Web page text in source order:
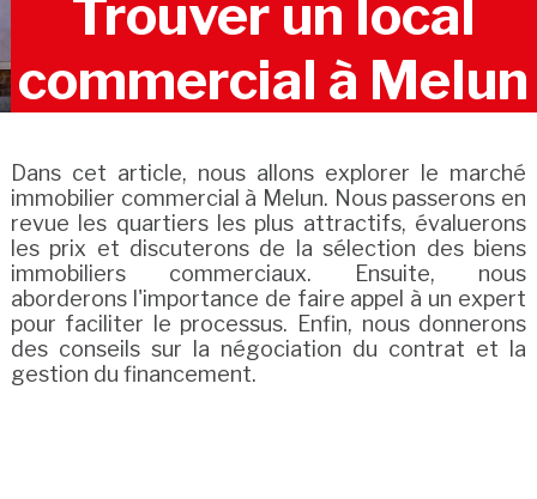
Trouver un local
commercial à Melun
Dans cet article, nous allons explorer le marché
immobilier commercial à Melun. Nous passerons en
revue les quartiers les plus attractifs, évaluerons
les prix et discuterons de la sélection des biens
immobiliers commerciaux. Ensuite, nous
aborderons l'importance de faire appel à un expert
pour faciliter le processus. Enfin, nous donnerons
des conseils sur la négociation du contrat et la
gestion du financement.